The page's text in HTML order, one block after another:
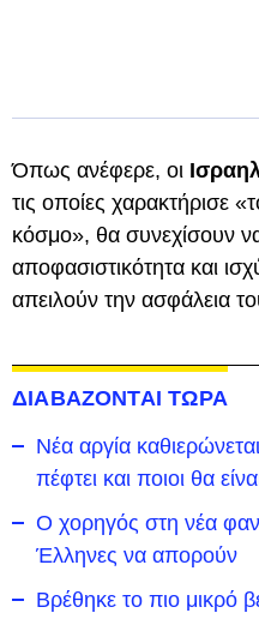
Όπως ανέφερε, οι
τις οποίες χαρακτήρισε
κόσμο», θα συνεχίσουν
αποφασιστικότητα και
απειλούν την ασφάλεια
ΔΙΑΒΑΖΟΝΤΑΙ ΤΩΡΑ
Νέα αργία
πέφτει και ποιοι θα
Ο χορηγός στη νέα
Έλληνες να απορούν
Βρέθηκε το πιο μικρό